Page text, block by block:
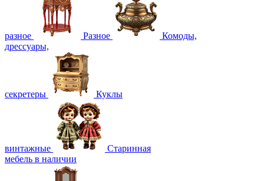
разное Разное
Комоды,
дрессуары,
секретеры Куклы
винтажные
Старинная
мебель в наличии